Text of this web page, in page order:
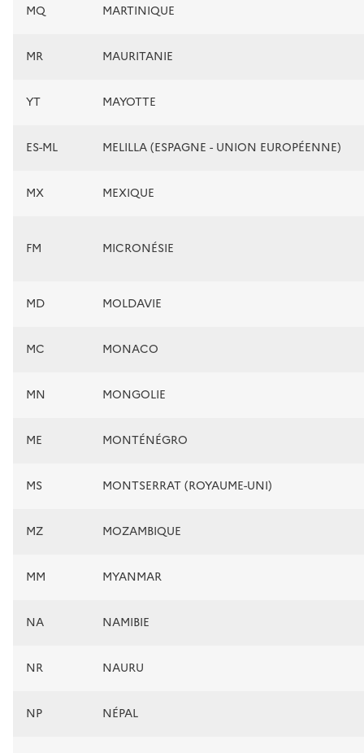
MQ MARTINIQUE
MR MAURITANIE
YT MAYOTTE
ES-ML MELILLA (ESPAGNE - UNION EUROPÉENNE)
MX MEXIQUE
FM MICRONÉSIE
MD MOLDAVIE
MC MONACO
MN MONGOLIE
ME MONTÉNÉGRO
MS MONTSERRAT (ROYAUME-UNI)
MZ MOZAMBIQUE
MM MYANMAR
NA NAMIBIE
NR NAURU
NP NÉPAL